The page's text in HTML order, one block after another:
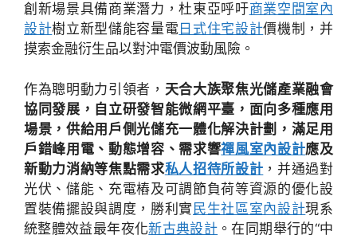
創新場景具備商業潛力，杜東亞呼吁商業空間室內
設計樹立新型儲能容量電 日式住宅設計價機制，并
摸索金融衍生品以對沖電價波動風險。
作為聰明動力引領者， 天合大族聚焦光儲產業融會
協同發展，自立研發智能微網平臺，面向多種應用
場景，供給用戶側光儲充一體化解決計劃，滿足用
戶錯峰用電、動態增容、需求響禪風室內設計應及
新動力消納等焦點需求私人招待所設計 ，并通過對
光伏、儲能、充電樁及可調節負荷等資源的優化設
置裝備擺設與調度，勝利實 民生社區室內設計現系
統整體效益最年夜化新古典設計 。在同期舉行的“中